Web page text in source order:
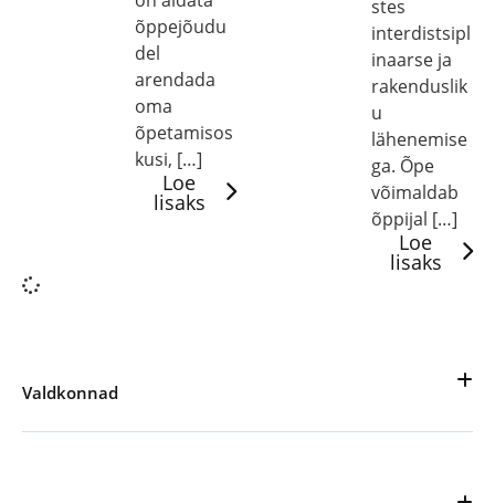
õppejõudu
del
arendada
oma
õpetamisos
kusi, […]
Loe
lisaks
stes
interdistsipl
inaarse ja
rakenduslik
u
lähenemise
ga. Õpe
võimaldab
õppijal […]
Loe
lisaks
Valdkonnad